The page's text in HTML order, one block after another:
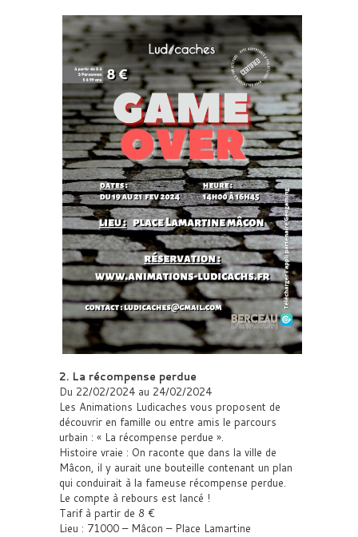
2. La récompense perdue
Du 22/02/2024 au 24/02/2024
Les Animations Ludicaches vous proposent de
découvrir en famille ou entre amis le parcours
urbain : « La récompense perdue ».
Histoire vraie : On raconte que dans la ville de
Mâcon, il y aurait une bouteille contenant un plan
qui conduirait à la fameuse récompense perdue.
Le compte à rebours est lancé !
Tarif à partir de 8 €
Lieu : 71000 – Mâcon – Place Lamartine